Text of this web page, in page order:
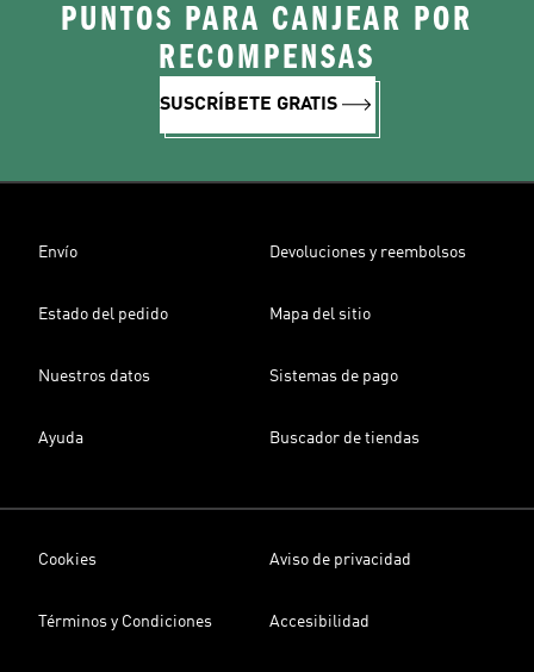
PUNTOS PARA CANJEAR POR
RECOMPENSAS
SUSCRÍBETE GRATIS
Envío Devoluciones y reembolsos
Estado del pedido Mapa del sitio
Nuestros datos Sistemas de pago
Ayuda Buscador de tiendas
Cookies Aviso de privacidad
Términos y Condiciones Accesibilidad